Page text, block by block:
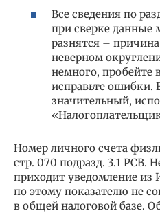
Все сведения по
при сверке данные
разнятся –
неверном
немного, пробейте
исправьте ошибки.
значительный,
Номер личного счета
стр. 070 подразд. 3.1 РСВ.
приходит уведомление
по этому показателю не
в общей налоговой базе.